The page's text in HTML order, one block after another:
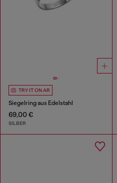
TRY IT ON AR
Siegelring aus Edelstahl
69,00 €
SILBER